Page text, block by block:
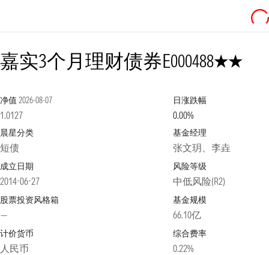
嘉实3个月理财债券E000488
净值 2026-08-07
1.0127
日涨跌幅
0.00%
晨星分类
短债
基金经理
张文玥、李垚
成立日期
2014-06-27
风险等级
中低风险(R2)
股票投资风格箱
—
基金规模
66.10亿
计价货币
人民币
综合费率
0.22%